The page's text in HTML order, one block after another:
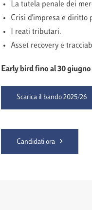
La tutela penale dei
Crisi d'impresa e diritto
I reati tributari.
Asset recovery e
Early bird fino al 30
Scarica il bando 2025/26
Candidati ora